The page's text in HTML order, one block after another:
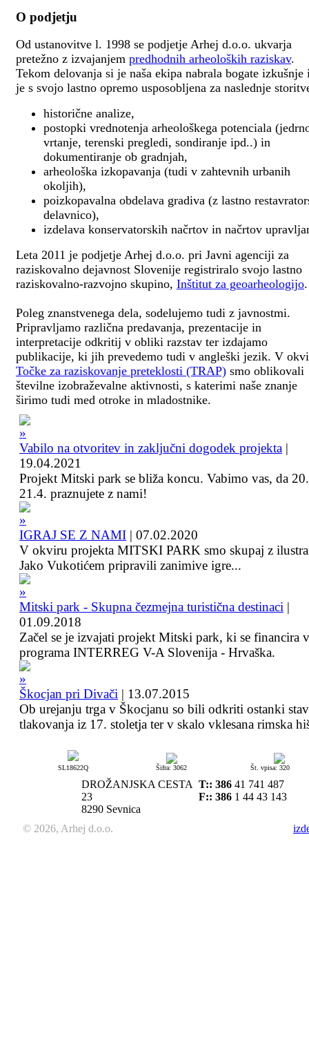
O podjetju
Od ustanovitve l. 1998 se podjetje Arhej d.o.o. ukvarja
pretežno z izvajanjem predhodnih arheoloških raziskav.
Tekom delovanja si je naša ekipa nabrala bogate izkušnje
je s svojo lastno opremo usposobljena za naslednje
historične analize,
postopki vrednotenja arheološkega potenciala
vrtanje, terenski pregledi, sondiranje ipd..) in
dokumentiranje ob gradnjah,
arheološka izkopavanja (tudi v zahtevnih urbanih
okoljih),
poizkopavalna obdelava gradiva (z lastno
delavnico),
izdelava konservatorskih načrtov in načrtov
Leta 2011 je podjetje Arhej d.o.o. pri Javni agenciji za
raziskovalno dejavnost Slovenije registriralo svojo lastno
raziskovalno-razvojno skupino, Inštitut za geoarheologijo.
Poleg znanstvenega dela, sodelujemo tudi z javnostmi.
Pripravljamo različna predavanja, prezentacije in
interpretacije odkritij v obliki razstav ter izdajamo
publikacije, ki jih prevedemo tudi v angleški jezik. V
Točke za raziskovanje preteklosti (TRAP) smo oblikovali
številne izobraževalne aktivnosti, s katerimi naše znanje
širimo tudi med otroke in mladostnike.
Vabilo na otvoritev in zaključni dogodek projekta |
19.04.2021
Projekt Mitski park se bliža koncu. Vabimo vas, da
21.4. praznujete z nami!
IGRAJ SE Z NAMI | 07.02.2020
V okviru projekta MITSKI PARK smo skupaj z
Jako Vukotićem pripravili zanimive igre...
Mitski park - Skupna čezmejna turistična destinaci |
01.09.2018
Začel se je izvajati projekt Mitski park, ki se financira
programa INTERREG V-A Slovenija - Hrvaška.
Škocjan pri Divači | 13.07.2015
Ob urejanju trga v Škocjanu so bili odkriti ostanki
tlakovanja iz 17. stoletja ter v skalo vklesana rimska
SL18622Q Šifra: 3062 Št. vpisa: 320
DROŽANJSKA CESTA
23
8290 Sevnica
T:: 386 41 741 487
F:: 386 1 44 43 143
© 2026, Arhej d.o.o.